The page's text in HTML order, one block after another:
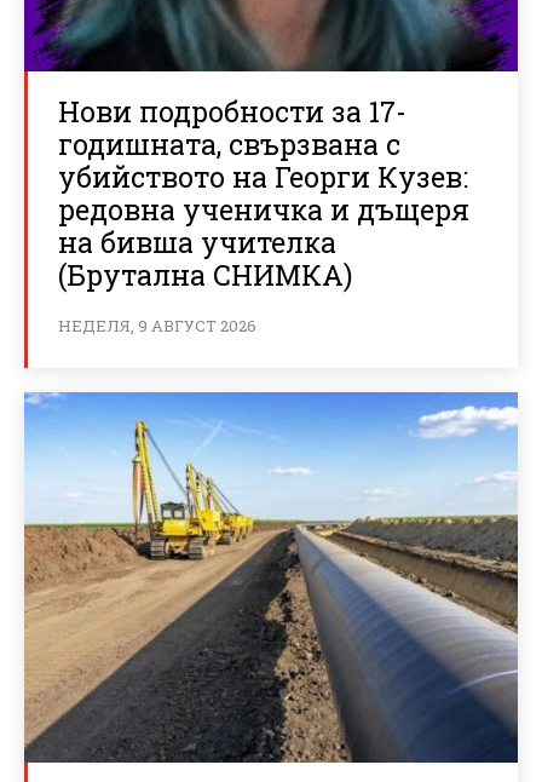
Нови подробности за 17-
годишната, свързвана с
убийството на Георги Кузев:
редовна ученичка и дъщеря
на бивша учителка
(Брутална СНИМКА)
НЕДЕЛЯ, 9 АВГУСТ 2026